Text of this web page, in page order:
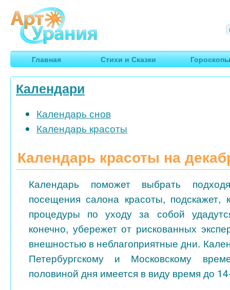
АртУрания
Умные гороскопы, творчество, путешествия
Главная Стихи и Сказки Гороскопы
Календари
Календарь снов
Календарь красоты
Календарь красоты на
Календарь поможет выбрать
посещения салона красоты, подскажет,
процедуры по уходу за собой
конечно, убережет от рискованных
внешностью в неблагоприятные дни.
Петербургскому и Московскому
половиной дня имеется в виду время до